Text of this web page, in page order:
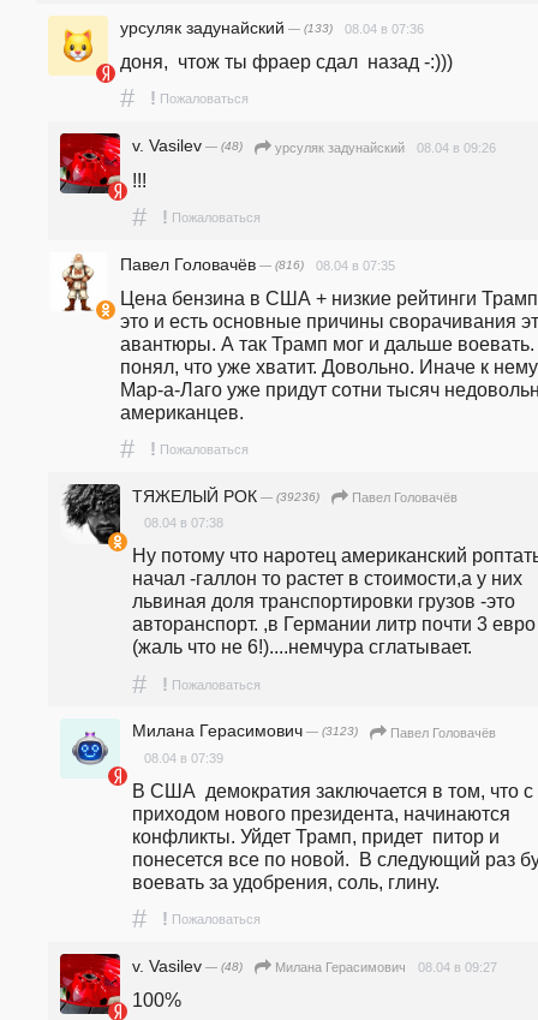
урсуляк задунайский — (133) 08.04 в 07:36
доня,  чтож ты фраер сдал  назад -:)))
# ! Пожаловаться
v. Vasilev — (48) урсуляк задунайский 08.04 в 09:26
!!!
# ! Пожаловаться
Павел Головачёв — (816) 08.04 в 07:35
Цена бензина в США + низкие рейтинги
это и есть основные причины сворачивания
авантюры. А так Трамп мог и дальше
понял, что уже хватит. Довольно. Иначе к
Мар-а-Лаго уже придут сотни тысяч
американцев.
# ! Пожаловаться
ТЯЖЕЛЫЙ РОК — (39236)
Павел Головачёв
08.04 в 07:38
Ну потому что наротец американский
начал -галлон то растет в стоимости,а у них
львиная доля транспортировки грузов -это
авторанспорт. ,в Германии литр почти 3 евро
(жаль что не 6!)....немчура сглатывает.
# ! Пожаловаться
Милана Герасимович — (3123)
Павел Головачёв
08.04 в 07:39
В США  демократия заключается в том, что с
приходом нового президента, начинаются
конфликты. Уйдет Трамп, придет  питор и
понесется все по новой.  В следующий раз
воевать за удобрения, соль, глину.
# ! Пожаловаться
v. Vasilev — (48) Милана Герасимович 08.04 в 09:27
100%